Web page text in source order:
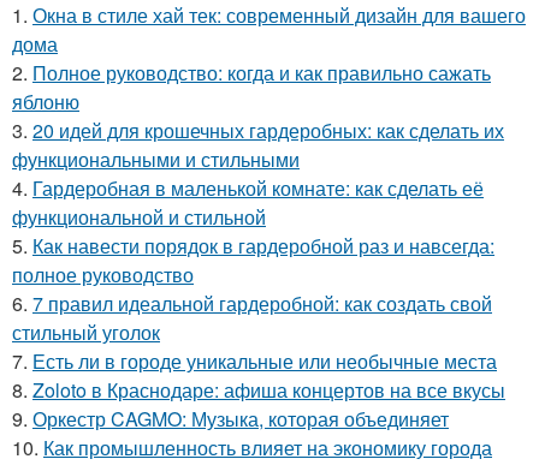
1. Окна в стиле хай тек: современный дизайн для вашего
дома
2. Полное руководство: когда и как правильно сажать
яблоню
3. 20 идей для крошечных гардеробных: как сделать их
функциональными и стильными
4. Гардеробная в маленькой комнате: как сделать её
функциональной и стильной
5. Как навести порядок в гардеробной раз и навсегда:
полное руководство
6. 7 правил идеальной гардеробной: как создать свой
стильный уголок
7. Есть ли в городе уникальные или необычные места
8. Zoloto в Краснодаре: афиша концертов на все вкусы
9. Оркестр CAGMO: Музыка, которая объединяет
10. Как промышленность влияет на экономику города